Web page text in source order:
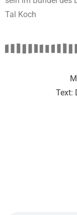
Tal Koch
Text: